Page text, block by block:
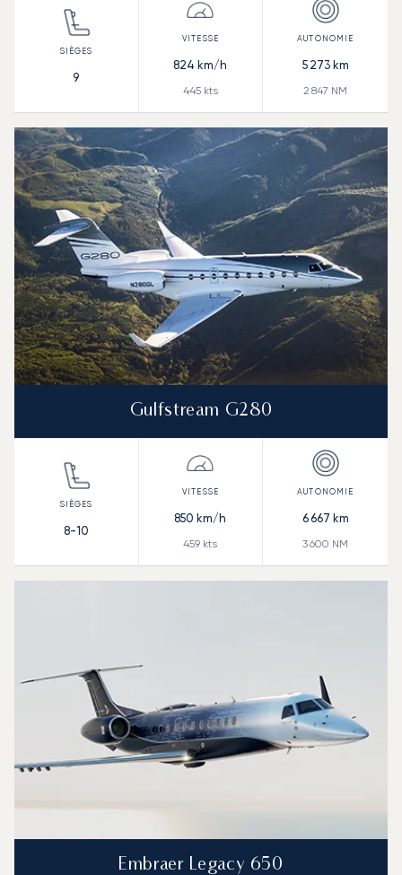
9
824 km/h
445kts
5 273km
2 847 NM
Gulfstream G280
8-10
850 km/h
459 kts
6 667 km
3 600 NM
Embraer Legacy 650